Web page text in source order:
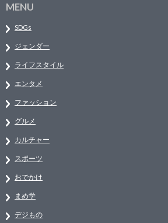
MENU
SDGs
ジェンダー
ライフスタイル
エンタメ
ファッション
グルメ
カルチャー
スポーツ
おでかけ
まめ学
デジもの